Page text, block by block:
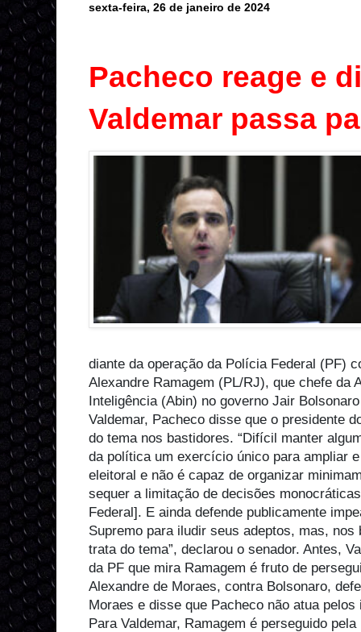
sexta-feira, 26 de janeiro de 2024
Pacheco reage e
Valdemar passa
diante da operação da Polícia Federal (PF)
Alexandre Ramagem (PL/RJ), que chefe da
Inteligência (Abin) no governo Jair
Valdemar, Pacheco disse que o presidente
do tema nos bastidores. “Difícil manter
da política um exercício único para ampliar
eleitoral e não é capaz de organizar
sequer a limitação de decisões
Federal]. E ainda defende publicamente
Supremo para iludir seus adeptos, mas,
trata do tema”, declarou o senador. Antes,
da PF que mira Ramagem é fruto de
Alexandre de Moraes, contra Bolsonaro,
Moraes e disse que Pacheco não atua
Para Valdemar, Ramagem é perseguido